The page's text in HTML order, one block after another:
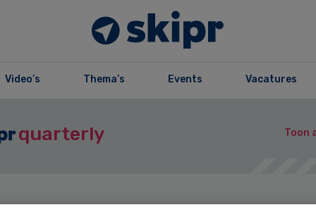
Video’s Thema’s Events Vacatures
quarterly Toon